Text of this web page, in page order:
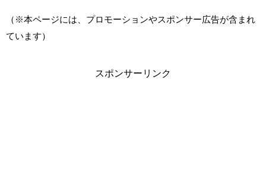
（※本ページには、プロモーションやスポンサー広告が含まれ
ています）
スポンサーリンク